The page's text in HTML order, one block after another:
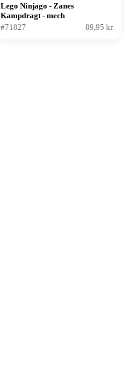
Lego Ninjago - Zanes
Kampdragt - mech
#71827
89,95 kr.